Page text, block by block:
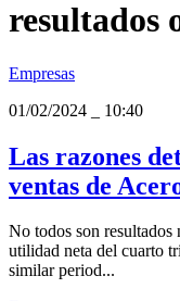
resultados
Empresas
01/02/2024
10:40
Las razones
ventas de
No todos son resultados
utilidad neta del cuarto
similar period...